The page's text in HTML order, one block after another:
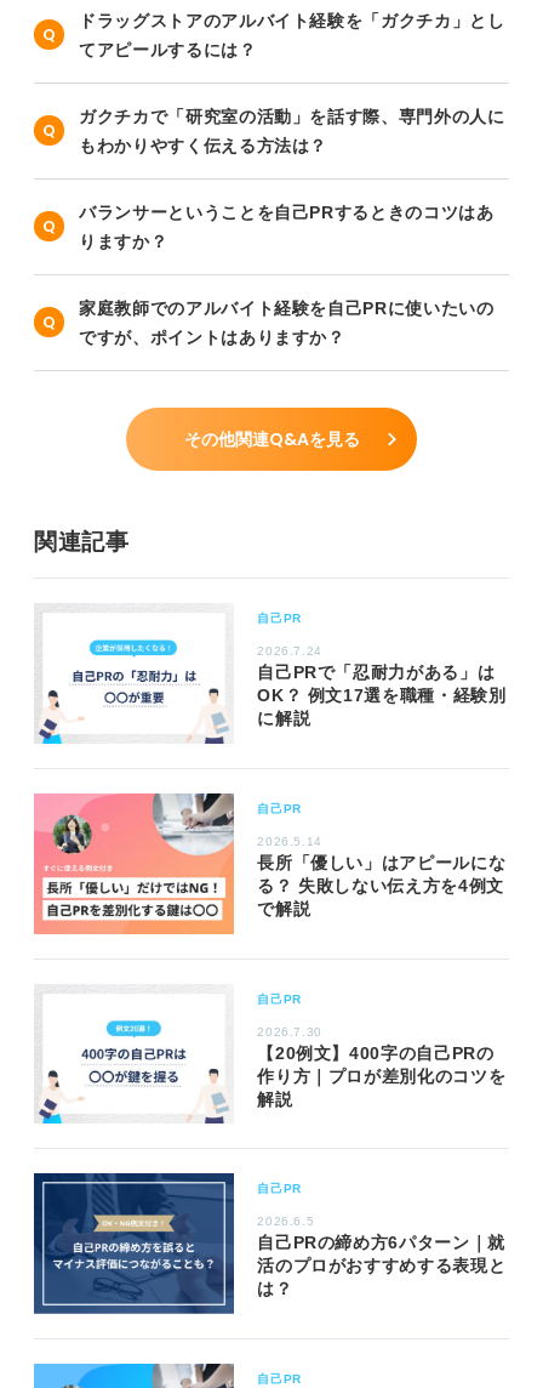
ドラッグストアのアルバイト経験を「ガクチカ」とし
てアピールするには？
ガクチカで「研究室の活動」を話す際、専門外の人に
もわかりやすく伝える方法は？
バランサーということを自己PRするときのコツはあ
りますか？
家庭教師でのアルバイト経験を自己PRに使いたいの
ですが、ポイントはありますか？
その他関連Q&Aを見る
関連記事
自己PR
2026.7.24
自己PRで「忍耐力がある」は
OK？ 例文17選を職種・経験別
に解説
自己PR
2026.5.14
長所「優しい」はアピールにな
る？ 失敗しない伝え方を4例文
で解説
自己PR
2026.7.30
【20例文】400字の自己PRの
作り方｜プロが差別化のコツを
解説
自己PR
2026.6.5
自己PRの締め方6パターン｜就
活のプロがおすすめする表現と
は？
自己PR